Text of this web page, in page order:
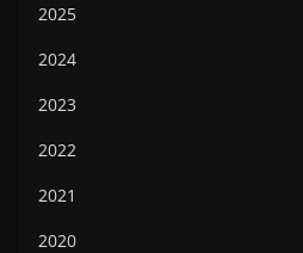
2025
2024
2023
2022
2021
2020